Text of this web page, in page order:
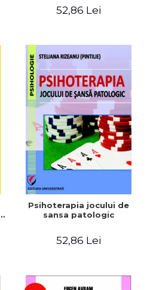
52,86 Lei
Psihoterapia jocului de
sansa patologic
52,86 Lei